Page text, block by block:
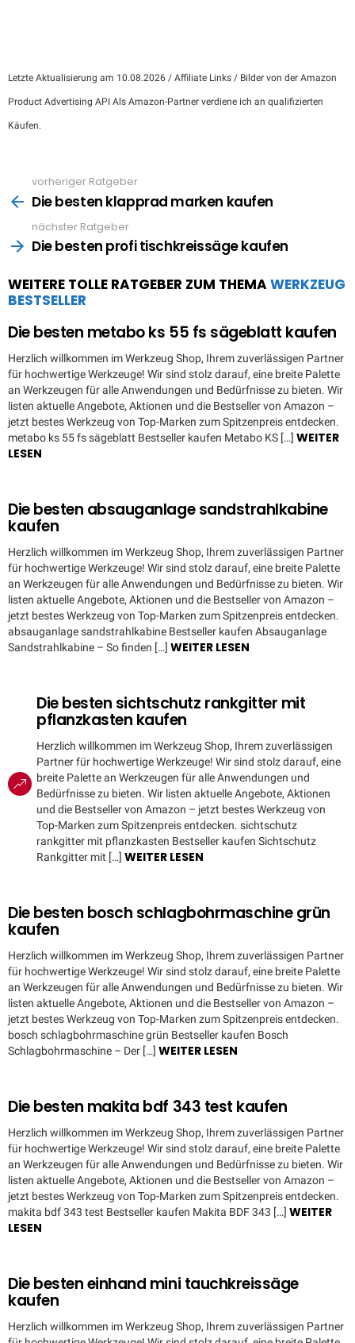
Letzte Aktualisierung am 10.08.2026 / Affiliate Links / Bilder von der Amazon
Product Advertising API Als Amazon-Partner verdiene ich an qualifizierten
Käufen.
more
vorheriger Ratgeber
Die besten klapprad marken kaufen
nächster Ratgeber
Die besten profi tischkreissäge kaufen
WEITERE TOLLE RATGEBER ZUM THEMAWERKZEUG
BESTSELLER
Die besten metabo ks 55 fs sägeblatt kaufen
Herzlich willkommen im Werkzeug Shop, Ihrem zuverlässigen Partner
für hochwertige Werkzeuge! Wir sind stolz darauf, eine breite Palette
an Werkzeugen für alle Anwendungen und Bedürfnisse zu bieten. Wir
listen aktuelle Angebote, Aktionen und die Bestseller von Amazon –
jetzt bestes Werkzeug von Top-Marken zum Spitzenpreis entdecken.
metabo ks 55 fs sägeblatt Bestseller kaufen Metabo KS […] WEITER
LESEN
Die besten absauganlage sandstrahlkabine
kaufen
Herzlich willkommen im Werkzeug Shop, Ihrem zuverlässigen Partner
für hochwertige Werkzeuge! Wir sind stolz darauf, eine breite Palette
an Werkzeugen für alle Anwendungen und Bedürfnisse zu bieten. Wir
listen aktuelle Angebote, Aktionen und die Bestseller von Amazon –
jetzt bestes Werkzeug von Top-Marken zum Spitzenpreis entdecken.
absauganlage sandstrahlkabine Bestseller kaufen Absauganlage
Sandstrahlkabine – So finden […] WEITER LESEN
Die besten sichtschutz rankgitter mit
pflanzkasten kaufen
Herzlich willkommen im Werkzeug Shop, Ihrem zuverlässigen
Partner für hochwertige Werkzeuge! Wir sind stolz darauf, eine
breite Palette an Werkzeugen für alle Anwendungen und
Bedürfnisse zu bieten. Wir listen aktuelle Angebote, Aktionen
und die Bestseller von Amazon – jetzt bestes Werkzeug von
Top-Marken zum Spitzenpreis entdecken. sichtschutz
rankgitter mit pflanzkasten Bestseller kaufen Sichtschutz
Rankgitter mit […] WEITER LESEN
Die besten bosch schlagbohrmaschine grün
kaufen
Herzlich willkommen im Werkzeug Shop, Ihrem zuverlässigen Partner
für hochwertige Werkzeuge! Wir sind stolz darauf, eine breite Palette
an Werkzeugen für alle Anwendungen und Bedürfnisse zu bieten. Wir
listen aktuelle Angebote, Aktionen und die Bestseller von Amazon –
jetzt bestes Werkzeug von Top-Marken zum Spitzenpreis entdecken.
bosch schlagbohrmaschine grün Bestseller kaufen Bosch
Schlagbohrmaschine – Der […] WEITER LESEN
Die besten makita bdf 343 test kaufen
Herzlich willkommen im Werkzeug Shop, Ihrem zuverlässigen Partner
für hochwertige Werkzeuge! Wir sind stolz darauf, eine breite Palette
an Werkzeugen für alle Anwendungen und Bedürfnisse zu bieten. Wir
listen aktuelle Angebote, Aktionen und die Bestseller von Amazon –
jetzt bestes Werkzeug von Top-Marken zum Spitzenpreis entdecken.
makita bdf 343 test Bestseller kaufen Makita BDF 343 […] WEITER
LESEN
Die besten einhand mini tauchkreissäge
kaufen
Herzlich willkommen im Werkzeug Shop, Ihrem zuverlässigen Partner